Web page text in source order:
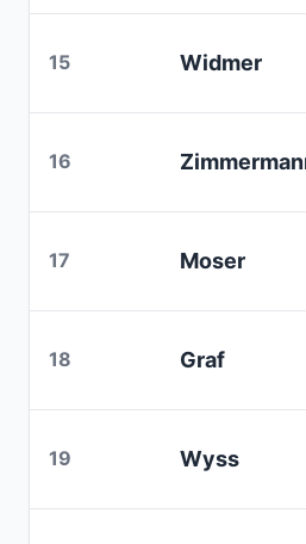
15 Widmer
16
17 Moser
18 Graf
19 Wyss